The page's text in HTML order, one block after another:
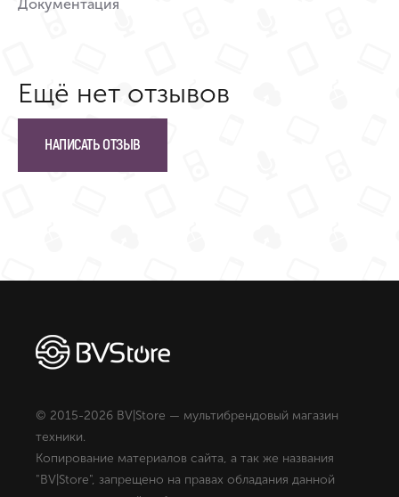
Документация
Ещё нет отзывов
НАПИСАТЬ ОТЗЫВ
© 2015-2026 BV|Store — мультибрендовый магазин
техники.
Копирование материалов сайта, а так же названия
"BV|Store", запрещено на правах обладания данной